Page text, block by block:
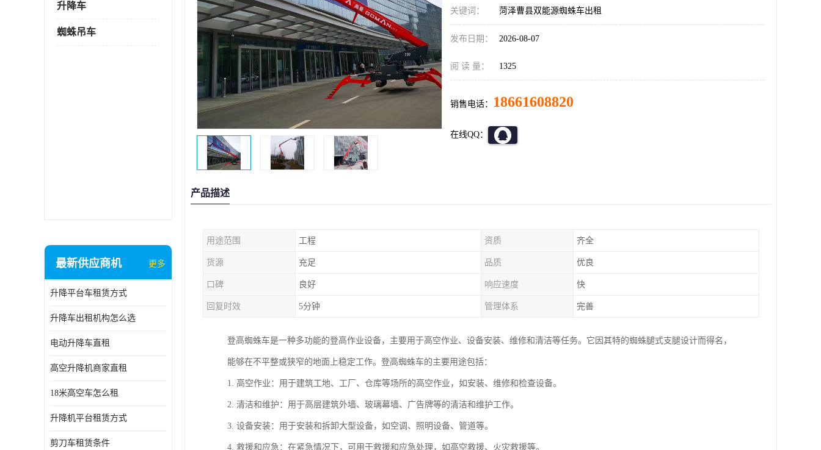
升降车
蜘蛛吊车
最新供应商机 更多
升降平台车租赁方式
升降车出租机构怎么选
电动升降车直租
高空升降机商家直租
18米高空车怎么租
升降机平台租赁方式
剪刀车租赁条件
关键词： 菏泽曹县双能源蜘蛛车出租
发布日期： 2026-08-07
阅 读 量： 1325
销售电话： 18661608820
在线QQ：
产品描述
用途范围 工程 资质 齐全
货源 充足 品质 优良
口碑 良好 响应速度 快
回复时效 5分钟 管理体系 完善
登高蜘蛛车是一种多功能的登高作业设备，主要用于高空作业、设备安装、维修和清洁等任务。它因其特的蜘蛛腿式支腿设计而得名，
能够在不平整或狭窄的地面上稳定工作。登高蜘蛛车的主要用途包括：
1. 高空作业：用于建筑工地、工厂、仓库等场所的高空作业，如安装、维修和检查设备。
2. 清洁和维护：用于高层建筑外墙、玻璃幕墙、广告牌等的清洁和维护工作。
3. 设备安装：用于安装和拆卸大型设备，如空调、照明设备、管道等。
4. 救援和应急：在紧急情况下，可用于救援和应急处理，如高空救援、火灾救援等。